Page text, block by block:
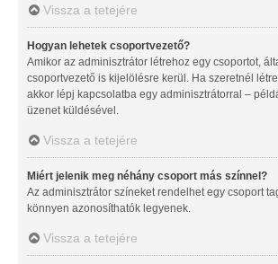
Vissza a tetejére
Hogyan lehetek csoportvezető?
Amikor az adminisztrátor létrehoz egy csoportot,
csoportvezető is kijelölésre kerül. Ha szeretnél
akkor lépj kapcsolatba egy adminisztrátorral –
üzenet küldésével.
Vissza a tetejére
Miért jelenik meg néhány csoport más színnel?
Az adminisztrátor színeket rendelhet egy csoport
könnyen azonosíthatók legyenek.
Vissza a tetejére